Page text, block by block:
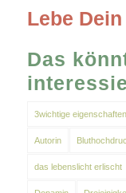
Lebe
Das
3wichtige
Autorin
das lebenslicht erlischt